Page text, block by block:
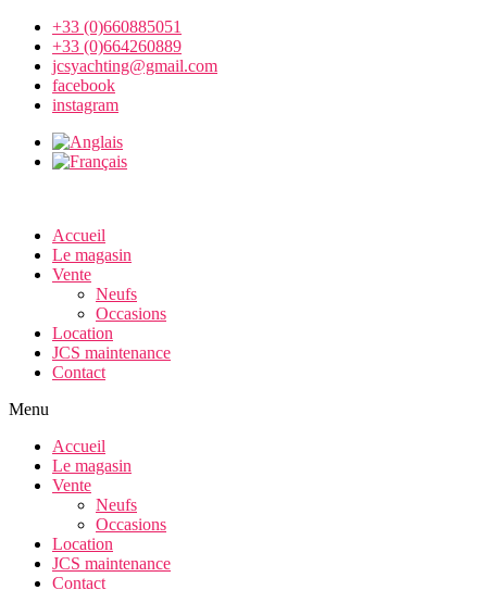
+33 (0)660885051
+33 (0)664260889
jcsyachting@gmail.com
facebook
instagram
Accueil
Le magasin
Vente
Neufs
Occasions
Location
JCS maintenance
Contact
Menu
Accueil
Le magasin
Vente
Neufs
Occasions
Location
JCS maintenance
Contact